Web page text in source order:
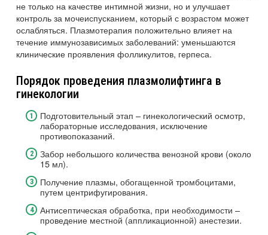
не только на качестве интимной жизни, но и улучшает
контроль за мочеиспусканием, который с возрастом может
ослабляться. Плазмотерапия положительно влияет на
течение иммунозависимых заболеваний: уменьшаются
клинические проявления фолликулитов, герпеса.
Порядок проведения плазмолифтинга в
гинекологии
Подготовительный этап – гинекологический осмотр,
лабораторные исследования, исключение
противопоказаний.
Забор небольшого количества венозной крови (около
15 мл).
Получение плазмы, обогащенной тромбоцитами,
путем центрифугирования.
Антисептическая обработка, при необходимости –
проведение местной (аппликационной) анестезии.